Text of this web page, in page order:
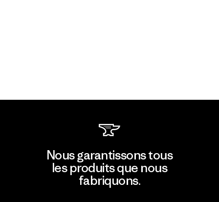
Nous garantissons tous
les produits que nous
fabriquons.